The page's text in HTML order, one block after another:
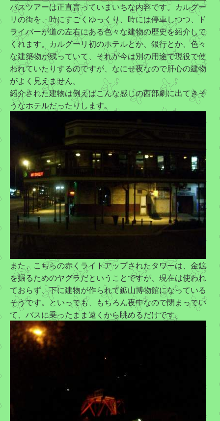
バスツアーは正直言っていまいちな内容です。カルグー
リの街を、時にすごくゆっくり、時には停車しつつ、ド
ライバーが道の左右にある色々な建物の歴史を紹介して
くれます。カルグーリ初のホテルとか、銀行とか、色々
な建築物が残っていて、それが今は別の用途で現役で使
われていたりするのですが、なにせ夜なので肝心の建物
がよく見えません。
紹介された建物は例えばこんな感じの西部劇に出てきそ
うなホテルだったりします。
また、こちらの赤くライトアップされたタワーは、金鉱
を掘るためのヤグラだということですが、現在は使われ
ておらず、下に建物が作られて鉱山博物館になっている
そうです。といっても、もちろん夜中なので閉まってい
て、バスに乗ったまま遠くから眺めるだけです。